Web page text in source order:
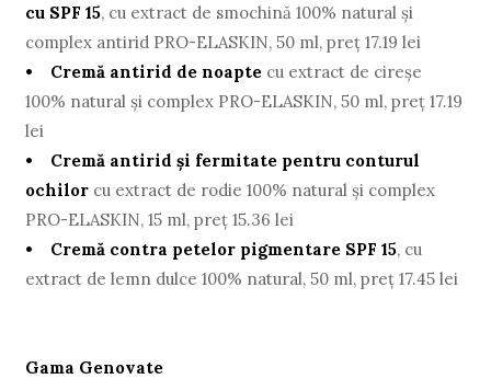
cu SPF 15, cu extract de smochină 100% natural şi
complex antirid PRO-ELASKIN, 50 ml, preţ 17.19 lei
• Cremă antirid de noapte cu extract de cireşe
100% natural şi complex PRO-ELASKIN, 50 ml, preţ 17.19
lei
• Cremă antirid şi fermitate pentru conturul
ochilor cu extract de rodie 100% natural şi complex
PRO-ELASKIN, 15 ml, preţ 15.36 lei
• Cremă contra petelor pigmentare SPF 15, cu
extract de lemn dulce 100% natural, 50 ml, preţ 17.45 lei
Gama Genovate